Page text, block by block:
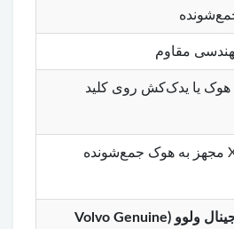
مقاوم
هوک یا یدک‌کش روی کلید
ولوو XC90 مجهز به هوک جمع‌شونده
قطعه اورجینال ولوو (Volvo Genuine